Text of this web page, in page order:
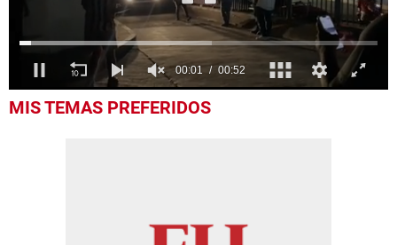
of
MIS TEMAS PREFERIDOS